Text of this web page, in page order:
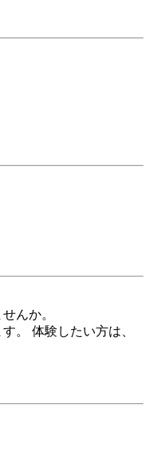
んか。
。 体験したい方は、